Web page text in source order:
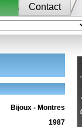
Contact
Bijoux - Montres
1987